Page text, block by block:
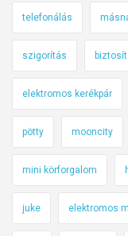
telefonálás
szigorítás
elektromos kerékpár
pötty mooncity
mini körforgalom
juke elektromos